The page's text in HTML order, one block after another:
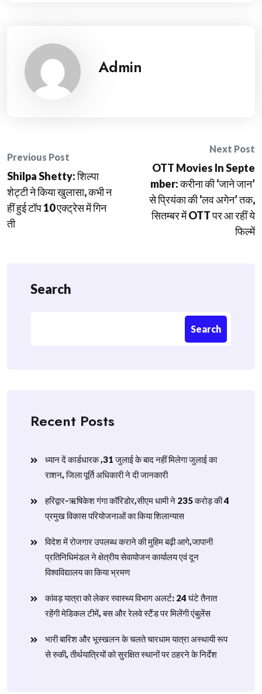
Admin
Post
navigation
Previous Post
Shilpa Shetty: शिल्पा
शेट्टी ने किया खुलासा, कभी न
हीं हुई टॉप 10 एक्ट्रेस में गिन
ती
Next Post
OTT Movies In Septe
mber: करीना की ‘जाने जान’
से प्रियंका की ‘लव अगेन’ तक,
सितम्बर में OTT पर आ रहीं ये
फिल्में
Search
Search
Recent Posts
ध्यान दें कार्डधारक ,31 जुलाई के बाद नहीं मिलेगा जुलाई का
राशन, जिला पूर्ति अधिकारी ने दी जानकारी
हरिद्वार-ऋषिकेश गंगा कॉरिडोर,सीएम धामी ने 235 करोड़ की 4
प्रमुख विकास परियोजनाओं का किया शिलान्यास
विदेश में रोजगार उपलब्ध कराने की मुहिम बढ़ी आगे,जापानी
प्रतिनिधिमंडल ने क्षेत्रीय सेवायोजन कार्यालय एवं दून
विश्वविद्यालय का किया भ्रमण
​कांवड़ यात्रा को लेकर स्वास्थ्य विभाग अलर्ट: 24 घंटे तैनात
रहेंगी मेडिकल टीमें, बस और रेलवे स्टैंड पर मिलेंगी एंबुलेंस
​भारी बारिश और भूस्खलन के चलते चारधाम यात्रा अस्थायी रूप
से रुकी, तीर्थयात्रियों को सुरक्षित स्थानों पर ठहरने के निर्देश